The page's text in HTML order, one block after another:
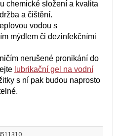
chemické složení a kvalita
a čištění.
vodou s
mýdlem či dezinfekčními
nerušené pronikání do
lubrikační gel na vodní
s ní pak budou naprosto